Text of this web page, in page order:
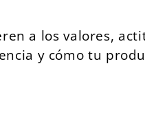
a los valores,
y cómo tu